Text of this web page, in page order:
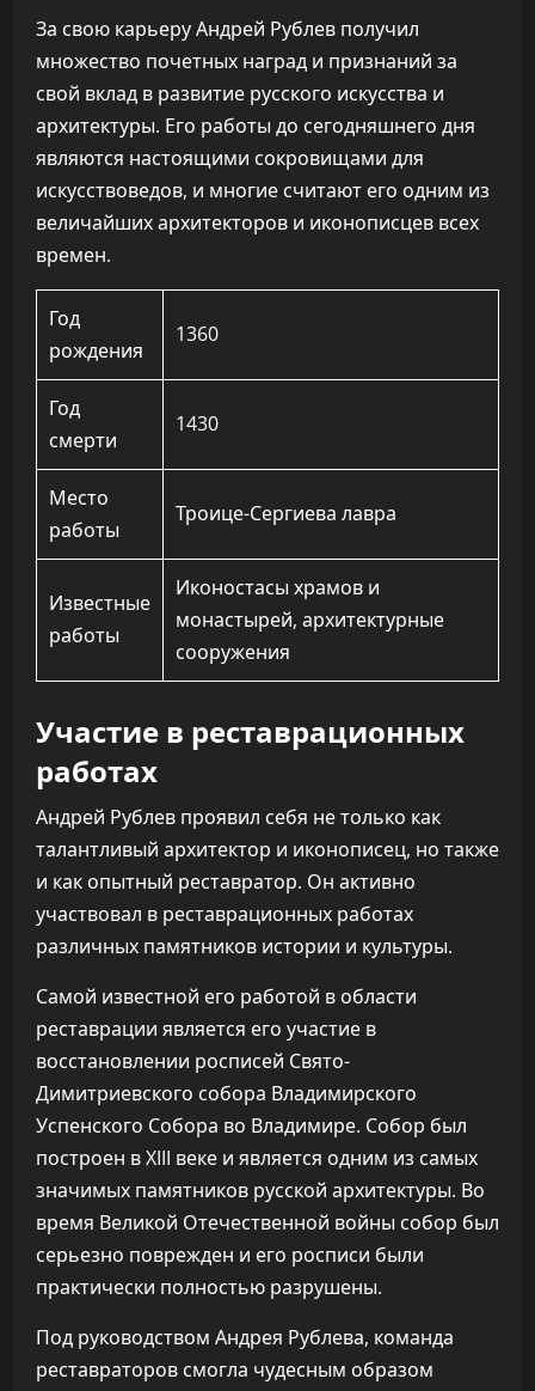
За свою карьеру Андрей Рублев получил
множество почетных наград и признаний за
свой вклад в развитие русского искусства и
архитектуры. Его работы до сегодняшнего дня
являются настоящими сокровищами для
искусствоведов, и многие считают его одним из
величайших архитекторов и иконописцев всех
времен.
Год
рождения
1360
Год
смерти
1430
Место
работы
Троице-Сергиева лавра
Известные
работы
Иконостасы храмов и
монастырей, архитектурные
сооружения
Участие в реставрационных
работах
Андрей Рублев проявил себя не только как
талантливый архитектор и иконописец, но также
и как опытный реставратор. Он активно
участвовал в реставрационных работах
различных памятников истории и культуры.
Самой известной его работой в области
реставрации является его участие в
восстановлении росписей Свято-
Димитриевского собора Владимирского
Успенского Собора во Владимире. Собор был
построен в XIII веке и является одним из самых
значимых памятников русской архитектуры. Во
время Великой Отечественной войны собор был
серьезно поврежден и его росписи были
практически полностью разрушены.
Под руководством Андрея Рублева, команда
реставраторов смогла чудесным образом